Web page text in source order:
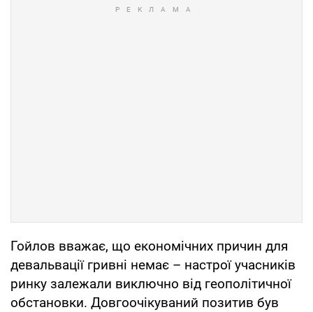
Гойлов вважає, що економічних причин для
девальвації гривні немає – настрої учасників
ринку залежали виключно від геополітичної
обстановки. Довгоочікуваний позитив був